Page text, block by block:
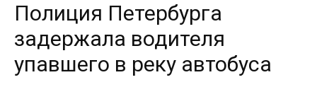
Полиция Петербурга
задержала водителя
упавшего в реку автобуса